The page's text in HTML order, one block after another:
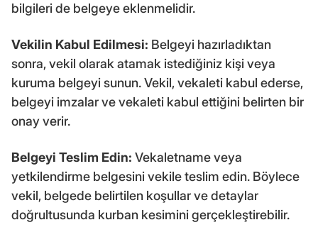
bilgileri de belgeye eklenmelidir.
Vekilin Kabul Edilmesi: Belgeyi hazırladıktan
sonra, vekil olarak atamak istediğiniz kişi veya
kuruma belgeyi sunun. Vekil, vekaleti kabul ederse,
belgeyi imzalar ve vekaleti kabul ettiğini belirten bir
onay verir.
Belgeyi Teslim Edin: Vekaletname veya
yetkilendirme belgesini vekile teslim edin. Böylece
vekil, belgede belirtilen koşullar ve detaylar
doğrultusunda kurban kesimini gerçekleştirebilir.